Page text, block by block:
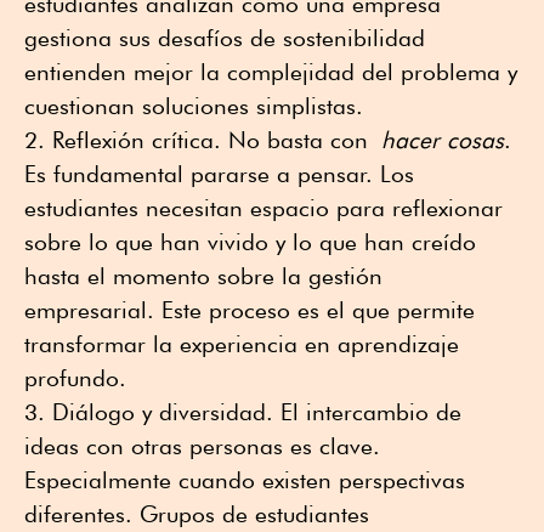
gestiona sus desafíos de sostenibilidad
entienden mejor la complejidad del problema y
cuestionan soluciones simplistas.
Reflexión crítica. No basta con hacer cosas.
Es fundamental pararse a pensar. Los
estudiantes necesitan espacio para reflexionar
sobre lo que han vivido y lo que han creído
hasta el momento sobre la gestión
empresarial. Este proceso es el que permite
transformar la experiencia en aprendizaje
profundo.
Diálogo y diversidad. El intercambio de
ideas con otras personas es clave.
Especialmente cuando existen perspectivas
diferentes. Grupos de estudiantes